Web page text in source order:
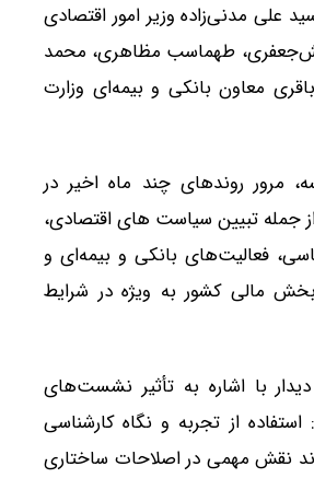
علی مدنی‌زاده وزیر امور اقتصادی
طهماسب مظاهری، محمد
معاون بانکی و بیمه‌ای وزارت
مرور روندهای چند ماه اخیر در
جمله تبیین سیاست های اقتصادی،
فعالیت‌های بانکی و بیمه‌ای و
مالی کشور به ویژه در شرایط
با اشاره به تأثیر نشست‌های
استفاده از تجربه و نگاه کارشناسی
نقش مهمی در اصلاحات ساختاری